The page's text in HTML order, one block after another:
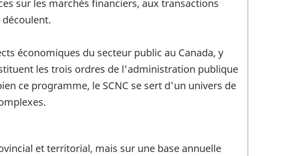
sur les marchés financiers, aux transactions
économiques du secteur public au Canada, y
les trois ordres de l'administration publique
ce programme, le SCNC se sert d'un univers de
et territorial, mais sur une base annuelle